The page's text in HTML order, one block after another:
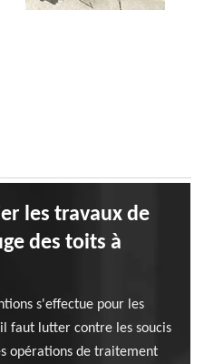
les travaux de
des toits à
s'effectue pour les
faut lutter contre les soucis
opérations de traitement